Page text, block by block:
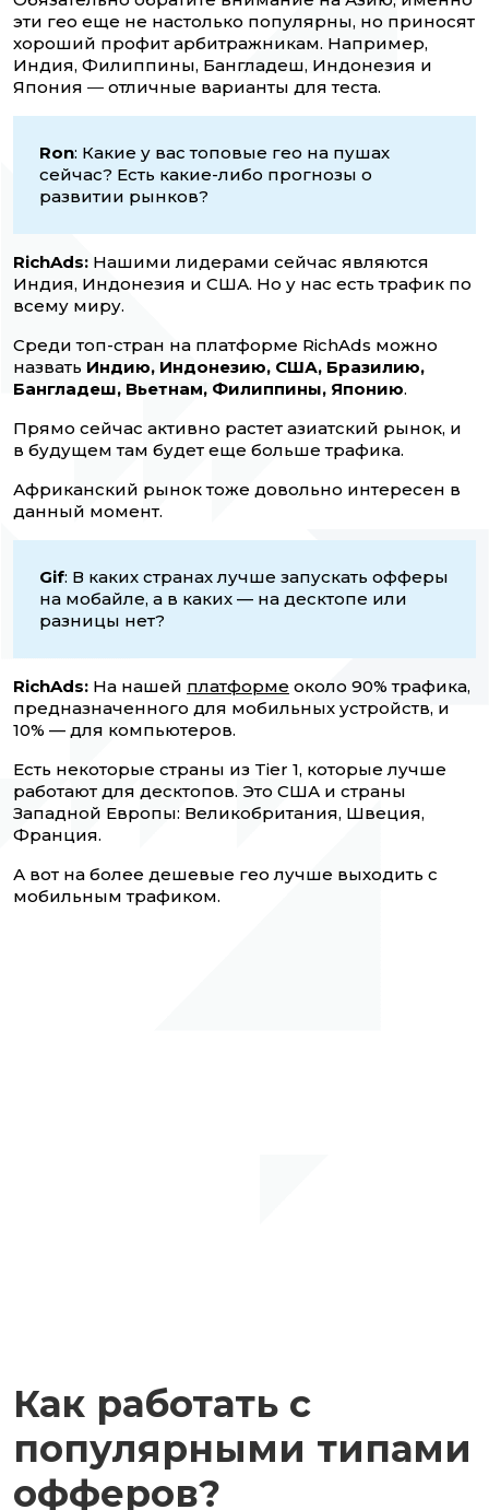
эти гео еще не настолько популярны, но приносят
хороший профит арбитражникам. Например,
Индия, Филиппины, Бангладеш, Индонезия и
Япония — отличные варианты для теста.
Ron: Какие у вас топовые гео на пушах
сейчас? Есть какие-либо прогнозы о
развитии рынков?
RichAds: Нашими лидерами сейчас являются
Индия, Индонезия и США. Но у нас есть трафик по
всему миру.
Среди топ-стран на платформе RichAds можно
назвать Индию, Индонезию, США, Бразилию,
Бангладеш, Вьетнам, Филиппины, Японию.
Прямо сейчас активно растет азиатский рынок, и
в будущем там будет еще больше трафика.
Африканский рынок тоже довольно интересен в
данный момент.
Gif: В каких странах лучше запускать офферы
на мобайле, а в каких — на десктопе или
разницы нет?
RichAds: На нашей платформе около 90% трафика,
предназначенного для мобильных устройств, и
10% — для компьютеров.
Есть некоторые страны из Tier 1, которые лучше
работают для десктопов. Это США и страны
Западной Европы: Великобритания, Швеция,
Франция.
А вот на более дешевые гео лучше выходить с
мобильным трафиком.
Как работать с
популярными типами
офферов?